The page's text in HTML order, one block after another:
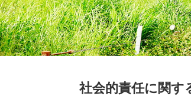
社会的責任に関す